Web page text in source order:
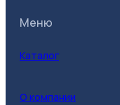
Меню
Каталог
О компании